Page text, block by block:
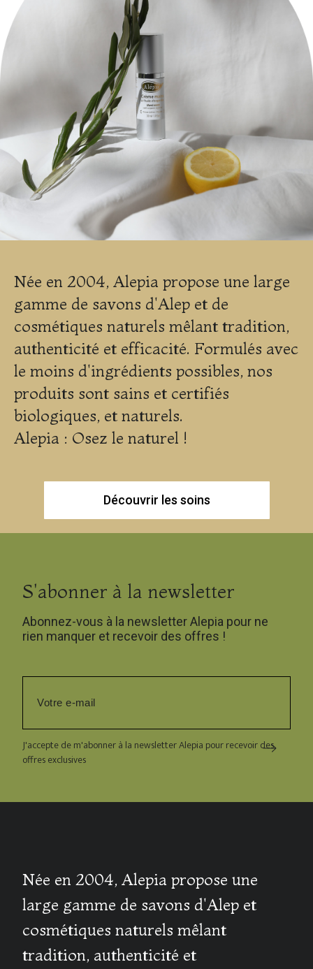
Née en 2004, Alepia propose une large
gamme de savons d'Alep et de
cosmétiques naturels mêlant tradition,
authenticité et efficacité. Formulés avec
le moins d'ingrédients possibles, nos
produits sont sains et certifiés
biologiques, et naturels.
Alepia : Osez le naturel !
Découvrir les soins
S'abonner à la newsletter
Abonnez-vous à la newsletter Alepia pour ne
rien manquer et recevoir des offres !
J'accepte de m'abonner à la newsletter Alepia pour recevoir des
offres exclusives
Née en 2004, Alepia propose une
large gamme de savons d'Alep et
cosmétiques naturels mêlant
tradition, authenticité et